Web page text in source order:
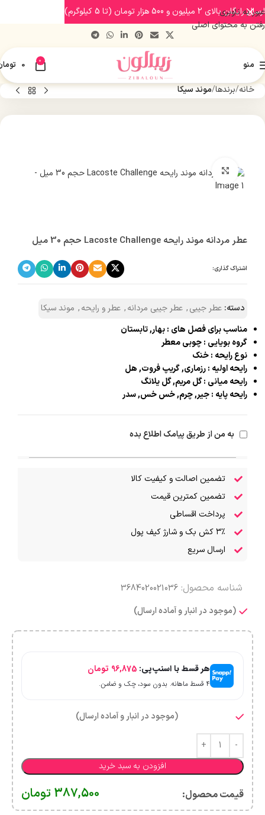
عبور به ناوبری
رفتن به محتوای اصلی
منو 0
0
خانه برندها موند سیکا
بزرگنمایی تصویر
عطر مردانه موند رایحه Lacoste Challenge حجم 30 میل
اشتراک گذاری:
دسته: عطر جیبی, عطر جیبی مردانه, عطر و رایحه, موند سیکا
مناسب برای فصل های : بهار, تابستان
گروه بویایی : چوبی معطر
نوع رایحه : خنک
رایحه اولیه : رزماری, گریپ فروت, هل
رایحه میانی : گل مریم, گل یلانگ
رایحه پایه : جیر, چرم, خس خس, سدر
به من از طریق پیامک اطلاع بده
تضمین اصالت و کیفیت کالا
تضمین کمترین قیمت
پرداخت اقساطی
۳٪ کش بک و شارژ کیف پول
ارسال سریع
شناسه محصول: 3684020021036
(موجود در انبار و آماده ارسال)
هر قسط با اسنپ‌پی: 96,875 تومان
۴ قسط ماهانه. بدون سود، چک و ضامن.
(موجود در انبار و آماده ارسال)
افزودن به سبد خرید
قیمت محصول:​ 387,500 تومان
ارسال رایگان بالای 2 میلیون و 500 هزار تومان (تا 5 کیلوگرم)